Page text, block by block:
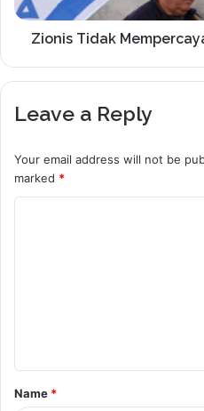
Zionis Tidak
Leave a Reply
Your email address will not be
marked *
t
*
Name *